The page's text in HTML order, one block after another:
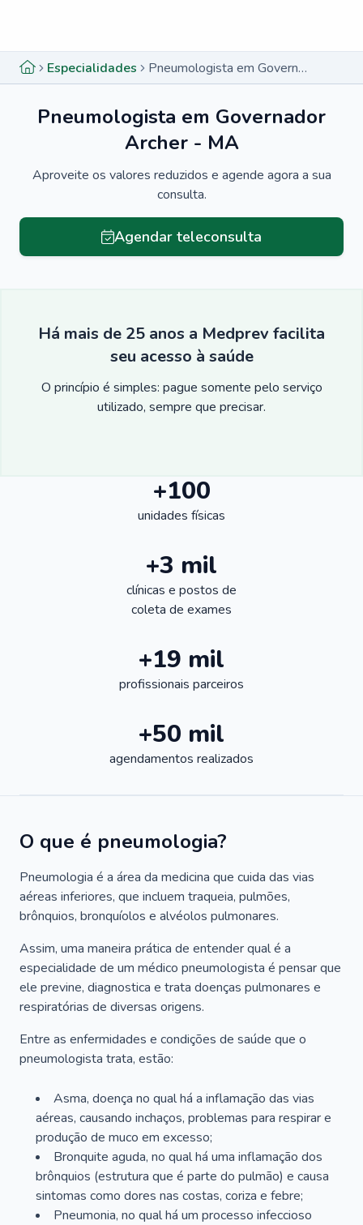
Especialidades Pneumologista em Governador Archer - MA
Pneumologista em Governador
Archer - MA
Aproveite os valores reduzidos e agende agora a sua
consulta.
Agendar teleconsulta
Há mais de 25 anos a Medprev facilita
seu acesso à saúde
O princípio é simples: pague somente pelo serviço
utilizado, sempre que precisar.
+100
unidades físicas
+3 mil
clínicas e postos de
coleta de exames
+19 mil
profissionais parceiros
+50 mil
agendamentos realizados
O que é pneumologia?
Pneumologia é a área da medicina que cuida das vias
aéreas inferiores, que incluem traqueia, pulmões,
brônquios, bronquíolos e alvéolos pulmonares.
Assim, uma maneira prática de entender qual é a
especialidade de um médico pneumologista é pensar que
ele previne, diagnostica e trata doenças pulmonares e
respiratórias de diversas origens.
Entre as enfermidades e condições de saúde que o
pneumologista trata, estão:
Asma, doença no qual há a inflamação das vias
aéreas, causando inchaços, problemas para respirar e
produção de muco em excesso;
Bronquite aguda, no qual há uma inflamação dos
brônquios (estrutura que é parte do pulmão) e causa
sintomas como dores nas costas, coriza e febre;
Pneumonia, no qual há um processo infeccioso